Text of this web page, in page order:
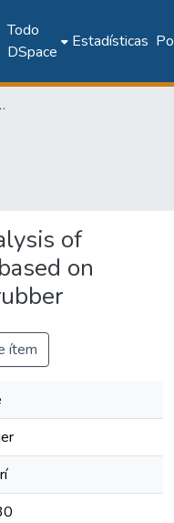
Todo
DSpace
Estadísticas
Seriadas
of
on
ítem